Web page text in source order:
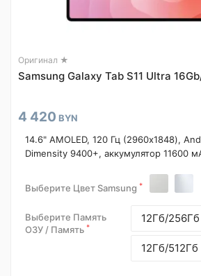
Оригинал ★
Samsung Galaxy Tab S11 Ultra
4 420 BYN
14.6" AMOLED, 120 Гц (2960x1848),
Dimensity 9400+, аккумулятор 11600
Выберите Цвет Samsung *
Выберите Память
ОЗУ / Память *
12Гб/256Гб
12Гб/512Гб